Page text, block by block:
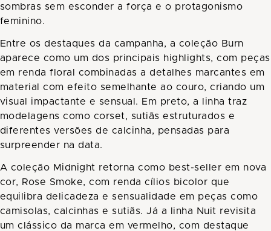
sombras sem esconder a força e o protagonismo
feminino.
Entre os destaques da campanha, a coleção Burn
aparece como um dos principais highlights, com peças
em renda floral combinadas a detalhes marcantes em
material com efeito semelhante ao couro, criando um
visual impactante e sensual. Em preto, a linha traz
modelagens como corset, sutiãs estruturados e
diferentes versões de calcinha, pensadas para
surpreender na data.
A coleção Midnight retorna como best-seller em nova
cor, Rose Smoke, com renda cílios bicolor que
equilibra delicadeza e sensualidade em peças como
camisolas, calcinhas e sutiãs. Já a linha Nuit revisita
um clássico da marca em vermelho, com destaque